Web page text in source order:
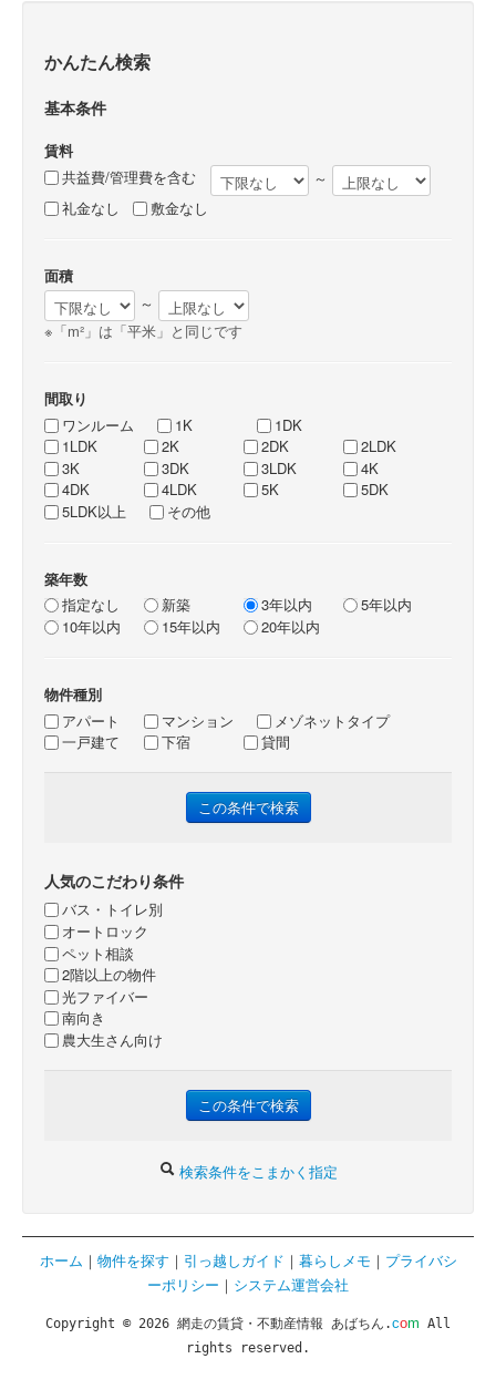
かんたん検索
基本条件
賃料
～
共益費/管理費を含む
礼金なし
敷金なし
面積
～
※「m²」は「平米」と同じです
間取り
ワンルーム
1K
1DK
1LDK
2K 2DK
2LDK
3K
3DK 3LDK
4K
4DK
4LDK 5K
5DK
5LDK以上
その他
築年数
指定なし
新築 3年以内
5年以内
10年以内
15年以内 20年以内
物件種別
アパート
マンション
メゾネットタイプ
一戸建て
下宿 貸間
人気のこだわり条件
バス・トイレ別
オートロック
ペット相談
2階以上の物件
光ファイバー
南向き
農大生さん向け
検索条件をこまかく指定
ホーム ｜ 物件を探す ｜ 引っ越しガイド ｜ 暮らしメモ ｜ プライバシ
ーポリシー ｜ システム運営会社
Copyright © 2026 網走の賃貸・不動産情報 あばちん.com All
rights reserved.